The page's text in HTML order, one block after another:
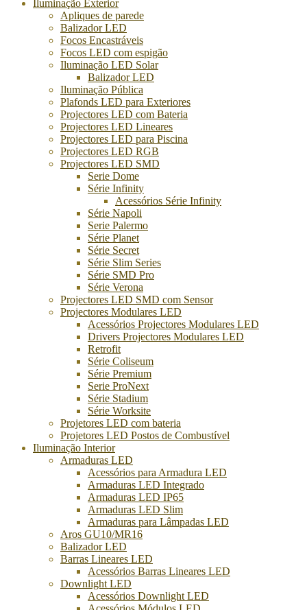
Iluminação Exterior
Apliques de parede
Balizador LED
Focos Encastráveis
Focos LED com espigão
Iluminação LED Solar
Balizador LED
Iluminação Pública
Plafonds LED para Exteriores
Projectores LED com Bateria
Projectores LED Lineares
Projectores LED para Piscina
Projectores LED RGB
Projectores LED SMD
Serie Dome
Série Infinity
Acessórios Série Infinity
Série Napoli
Serie Palermo
Série Planet
Série Secret
Série Slim Series
Série SMD Pro
Série Verona
Projectores LED SMD com Sensor
Projectores Modulares LED
Acessórios Projectores Modulares LED
Drivers Projectores Modulares LED
Retrofit
Série Coliseum
Série Premium
Serie ProNext
Série Stadium
Série Worksite
Projetores LED com bateria
Projetores LED Postos de Combustível
Iluminação Interior
Armaduras LED
Acessórios para Armadura LED
Armaduras LED Integrado
Armaduras LED IP65
Armaduras LED Slim
Armaduras para Lâmpadas LED
Aros GU10/MR16
Balizador LED
Barras Lineares LED
Acessórios Barras Lineares LED
Downlight LED
Acessórios Downlight LED